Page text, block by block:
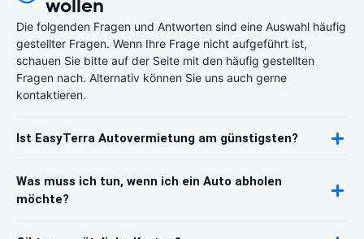
wollen
Die folgenden Fragen und Antworten sind eine Auswahl häufig
gestellter Fragen. Wenn Ihre Frage nicht aufgeführt ist,
schauen Sie bitte auf der Seite mit den häufig gestellten
Fragen nach. Alternativ können Sie uns auch gerne
kontaktieren.
Ist EasyTerra Autovermietung am günstigsten?
Was muss ich tun, wenn ich ein Auto abholen
möchte?